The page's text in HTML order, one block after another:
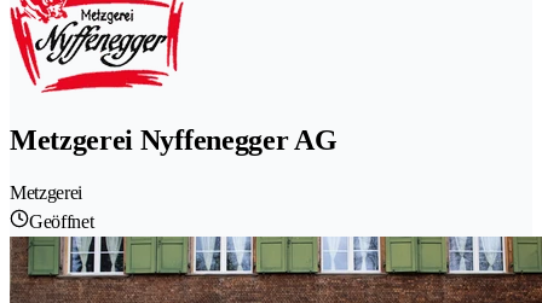
Metzgerei Nyffenegger AG
Metzgerei
Geöffnet